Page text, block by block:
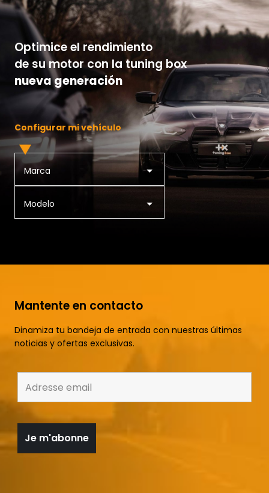
Optimice el rendimiento
de su motor con la tuning box
nueva generación
Configurar mi vehículo
Marca
Modelo
Mantente en contacto
Dinamiza tu bandeja de entrada con nuestras últimas
noticias y ofertas exclusivas.